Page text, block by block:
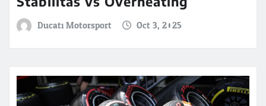
Ducati Motorsport Oct 3, 2025